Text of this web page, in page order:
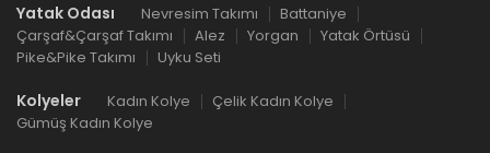
Yatak Odası Nevresim Takımı
Battaniye
Çarşaf&Çarşaf Takımı
Alez Yorgan
Yatak Örtüsü
Pike&Pike Takımı
Uyku Seti
Kolyeler Kadın Kolye
Çelik Kadın Kolye
Gümüş Kadın Kolye